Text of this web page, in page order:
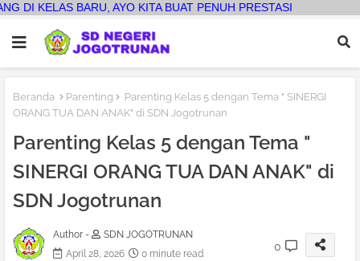
AYO KITA BUAT PENUH PRESTASI
Beranda Parenting
Parenting Kelas 5 dengan Tema " SINERGI
ORANG TUA DAN ANAK" di SDN Jogotrunan
Parenting Kelas 5 dengan Tema "
SINERGI ORANG TUA DAN ANAK" di
SDN Jogotrunan
Author -
SDN JOGOTRUNAN
April 28, 2026
0 minute read
0